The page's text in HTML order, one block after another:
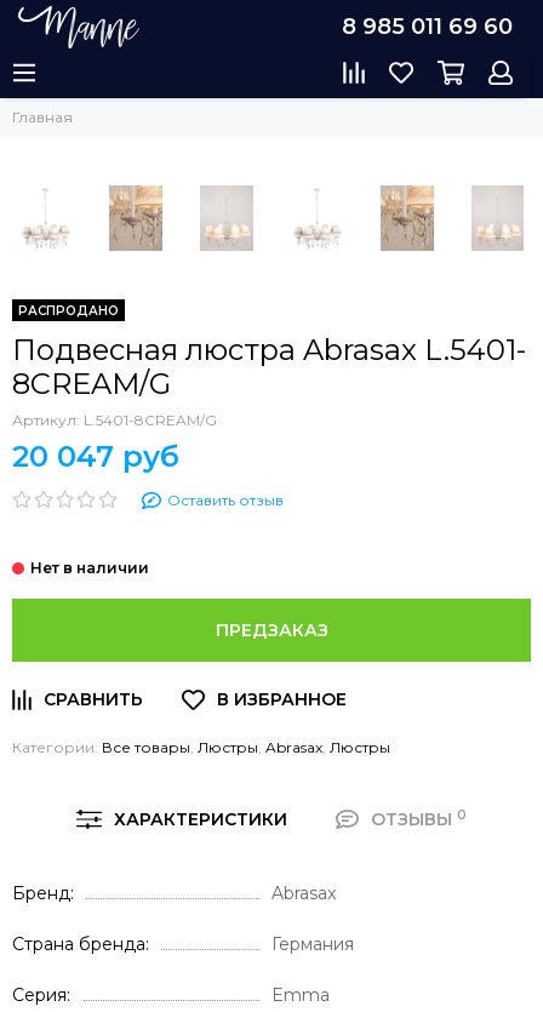
8 985 011 69 60
Главная
РАСПРОДАНО
Подвесная люстра Abrasax L.5401-
8CREAM/G
Артикул: L.5401-8CREAM/G
20 047 руб
Оставить отзыв
ПРЕДЗАКАЗ
Категории: Все товары, Люстры, Abrasax, Люстры
ХАРАКТЕРИСТИКИ ОТЗЫВЫ 0
Бренд Abrasax
Страна бренда Германия
Серия Emma